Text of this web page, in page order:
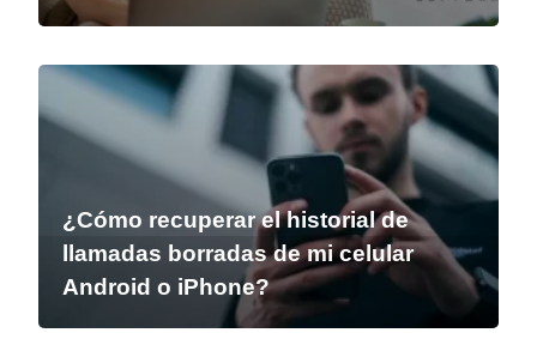
¿Cómo recuperar el historial de
llamadas borradas de mi celular
Android o iPhone?